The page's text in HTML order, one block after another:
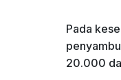
Pada
20.000